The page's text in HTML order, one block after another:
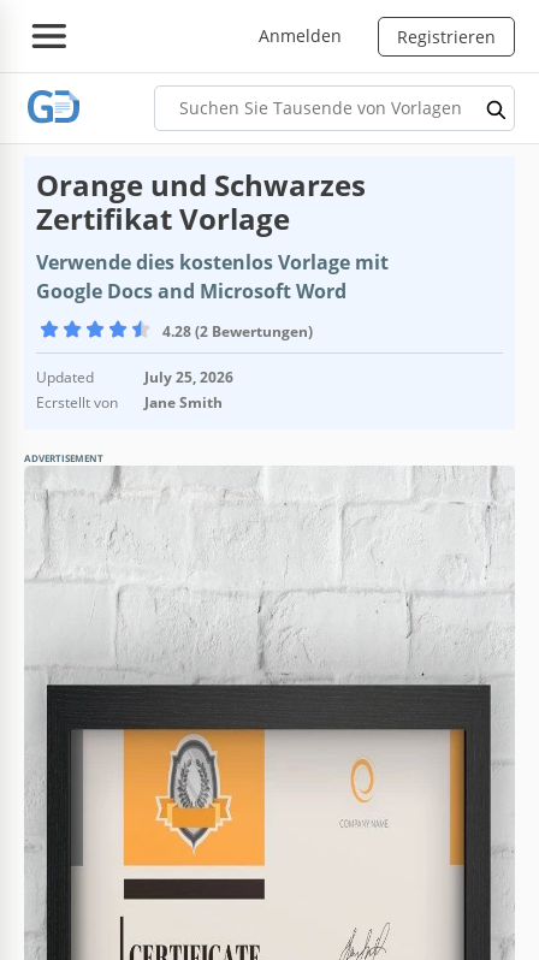
Anmelden Registrieren
Orange und Schwarzes
Zertifikat Vorlage
Verwende dies kostenlos Vorlage mit
Google Docs and Microsoft Word
4.28 (2 Bewertungen)
Updated
July 25, 2026
Ecrstellt von
Jane Smith
ADVERTISEMENT